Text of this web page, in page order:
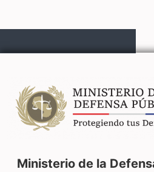
Ministerio de la